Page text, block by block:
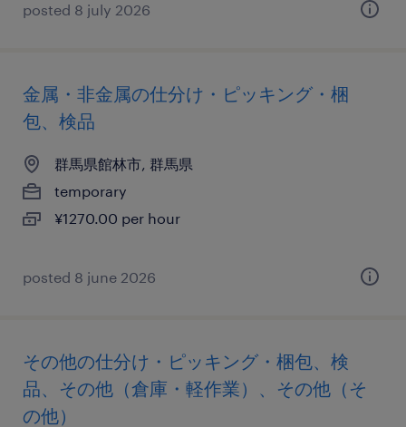
posted 8 july 2026
金属・非金属の仕分け・ピッキング・梱
包、検品
群馬県館林市, 群馬県
temporary
¥1270.00 per hour
posted 8 june 2026
その他の仕分け・ピッキング・梱包、検
品、その他（倉庫・軽作業）、その他（そ
の他）